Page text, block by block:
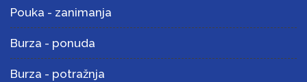
Pouka - zanimanja
Burza - ponuda
Burza - potražnja